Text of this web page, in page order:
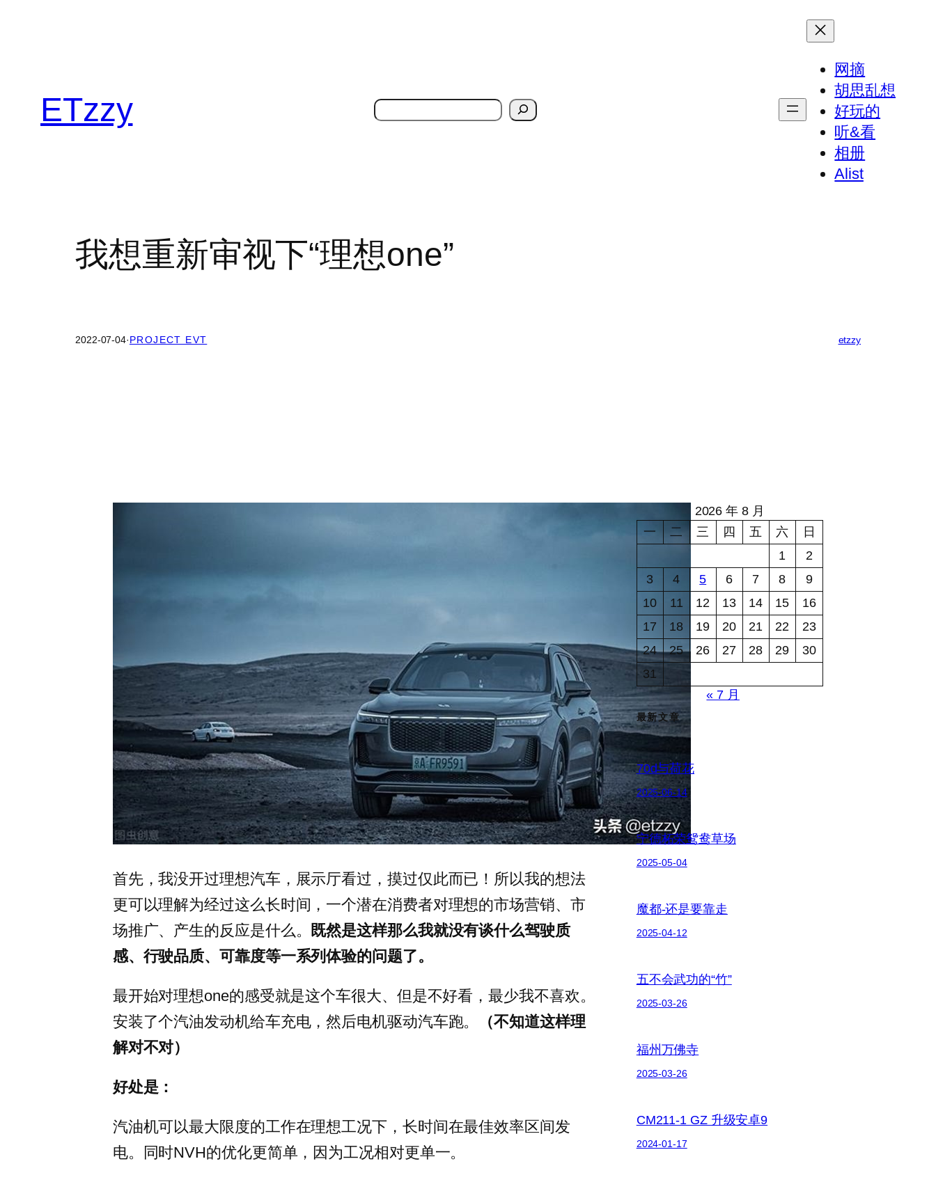
ETzzy
搜
网摘
胡思乱想
好玩的
听&看
相册
Alist
我想重新审视下“理想one”
2022-07-04·PROJECT EVT etzzy
首先，我没开过理想汽车，展示厅看过，摸过仅此而已！所以我的想法
更可以理解为经过这么长时间，一个潜在消费者对理想的市场营销、市
场推广、产生的反应是什么。 既然是这样那么我就没有谈什么驾驶质
感、行驶品质、可靠度等一系列体验的问题了。
最开始对理想one的感受就是这个车很大、但是不好看，最少我不喜欢。
安装了个汽油发动机给车充电，然后电机驱动汽车跑。
（不知道这样理
解对不对）
好处是：
汽油机可以最大限度的工作在理想工况下，长时间在最佳效率区间发
电。同时NVH的优化更简单，因为工况相对更单一。
2026 年 8 月
一
二 三 四 五 六
日
1
2
3
4 5 6 7 8
9
10
11 12 13 14 15
16
17
18 19 20 21 22
23
24
25 26 27 28 29
30
31
« 7 月
最新文章
70d与荷花
2025-06-14
宁德柘荣鸳鸯草场
2025-05-04
魔都-还是要靠走
2025-04-12
五不会武功的“竹”
2025-03-26
福州万佛寺
2025-03-26
CM211-1 GZ 升级安卓9
2024-01-17